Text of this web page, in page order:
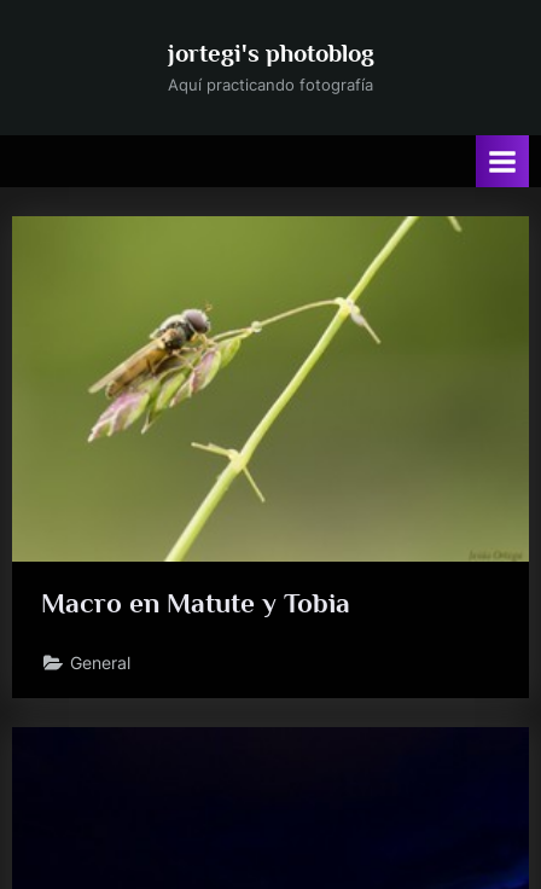
jortegi's photoblog
Aquí practicando fotografía
Macro en Matute y Tobia
General